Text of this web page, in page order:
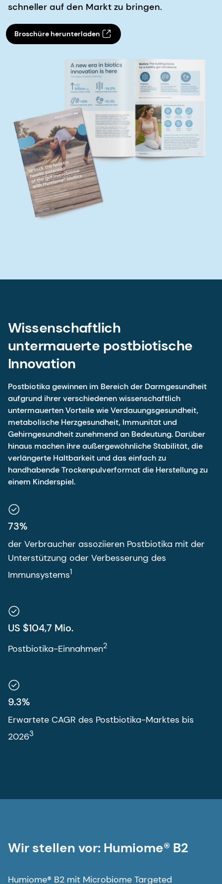
schneller auf den Markt zu bringen.
Broschüre herunterladen
Wissenschaftlich
untermauerte postbiotische
Innovation
Postbiotika gewinnen im Bereich der Darmgesundheit
aufgrund ihrer verschiedenen wissenschaftlich
untermauerten Vorteile wie Verdauungsgesundheit,
metabolische Herzgesundheit, Immunität und
Gehirngesundheit zunehmend an Bedeutung. Darüber
hinaus machen ihre außergewöhnliche Stabilität, die
verlängerte Haltbarkeit und das einfach zu
handhabende Trockenpulverformat die Herstellung zu
einem Kinderspiel.
73%
der Verbraucher assoziieren Postbiotika mit der
Unterstützung oder Verbesserung des
Immunsystems1
US $104,7 Mio.
Postbiotika-Einnahmen2
9.3%
Erwartete CAGR des Postbiotika-Marktes bis
20263
Wir stellen vor: Humiome® B2
Humiome® B2 mit Microbiome Targeted